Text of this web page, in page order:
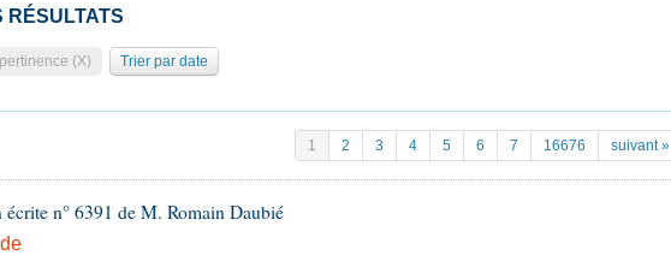
RÉSULTATS
(X) Trier par date
1 2 3 4 5 6 7 16676 suivant »
écrite n° 6391 de M. Romain Daubié